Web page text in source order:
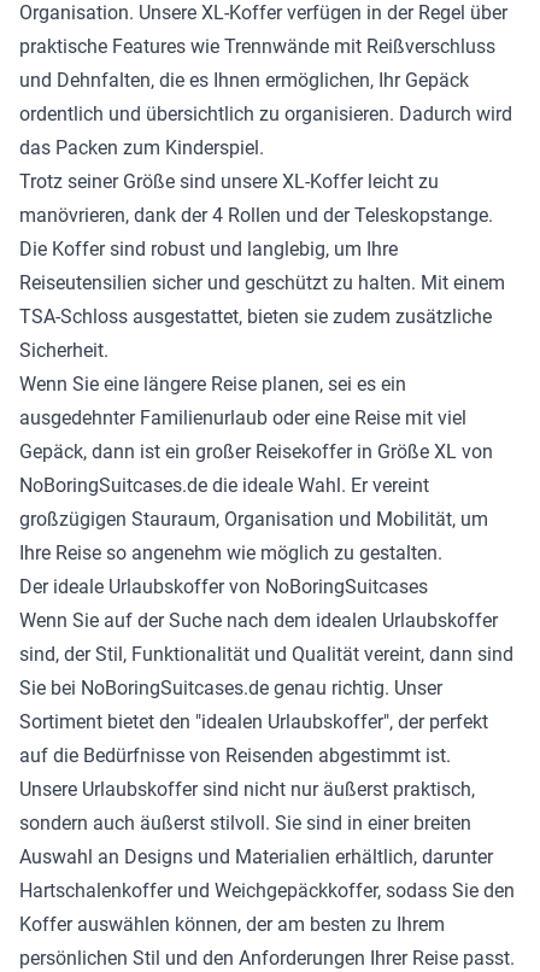
Organisation. Unsere XL-Koffer verfügen in der Regel über
praktische Features wie Trennwände mit Reißverschluss
und Dehnfalten, die es Ihnen ermöglichen, Ihr Gepäck
ordentlich und übersichtlich zu organisieren. Dadurch wird
das Packen zum Kinderspiel.
Trotz seiner Größe sind unsere XL-Koffer leicht zu
manövrieren, dank der 4 Rollen und der Teleskopstange.
Die Koffer sind robust und langlebig, um Ihre
Reiseutensilien sicher und geschützt zu halten. Mit einem
TSA-Schloss ausgestattet, bieten sie zudem zusätzliche
Sicherheit.
Wenn Sie eine längere Reise planen, sei es ein
ausgedehnter Familienurlaub oder eine Reise mit viel
Gepäck, dann ist ein großer Reisekoffer in Größe XL von
NoBoringSuitcases.de die ideale Wahl. Er vereint
großzügigen Stauraum, Organisation und Mobilität, um
Ihre Reise so angenehm wie möglich zu gestalten.
Der ideale Urlaubskoffer von NoBoringSuitcases
Wenn Sie auf der Suche nach dem idealen Urlaubskoffer
sind, der Stil, Funktionalität und Qualität vereint, dann sind
Sie bei NoBoringSuitcases.de genau richtig. Unser
Sortiment bietet den "idealen Urlaubskoffer", der perfekt
auf die Bedürfnisse von Reisenden abgestimmt ist.
Unsere Urlaubskoffer sind nicht nur äußerst praktisch,
sondern auch äußerst stilvoll. Sie sind in einer breiten
Auswahl an Designs und Materialien erhältlich, darunter
Hartschalenkoffer und Weichgepäckkoffer, sodass Sie den
Koffer auswählen können, der am besten zu Ihrem
persönlichen Stil und den Anforderungen Ihrer Reise passt.